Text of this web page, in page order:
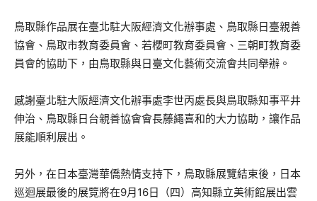
鳥取縣作品展在臺北駐大阪經濟文化辦事處、鳥取縣日臺親善
協會、鳥取市教育委員會、若櫻町教育委員會、三朝町教育委
員會的協助下，由鳥取縣與日臺文化藝術交流會共同舉辦。
感謝臺北駐大阪經濟文化辦事處李世丙處長與鳥取縣知事平井
伸治、鳥取縣日台親善協會會長藤繩喜和的大力協助，讓作品
展能順利展出。
另外，在日本臺灣華僑熱情支持下，鳥取縣展覽結束後，日本
巡迴展最後的展覽將在9月16日（四）高知縣立美術館展出雲